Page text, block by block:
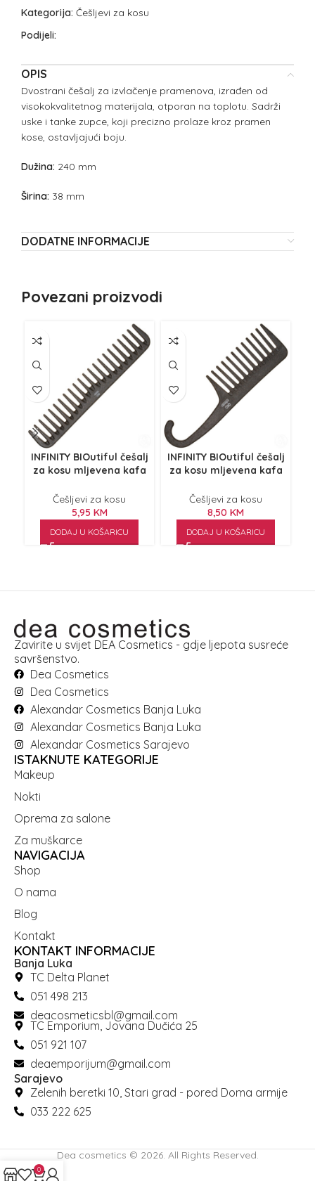
Kategorija: Češljevi za kosu
Podijeli:
OPIS
Dvostrani češalj za izvlačenje pramenova, izrađen od
visokokvalitetnog materijala, otporan na toplotu. Sadrži
uske i tanke zupce, koji precizno prolaze kroz pramen
kose, ostavljajući boju.
Dužina: 240 mm
Širina: 38 mm
DODATNE INFORMACIJE
Povezani proizvodi
INFINITY BIOutiful češalj
za kosu mljevena kafa
Češljevi za kosu
5,95 KM
DODAJ U KOŠARICU
INFINITY BIOutiful češalj
za kosu mljevena kafa
Češljevi za kosu
8,50 KM
DODAJ U KOŠARICU
Zavirite u svijet DEA Cosmetics - gdje ljepota susreće
savršenstvo.
Dea Cosmetics
Dea Cosmetics
Alexandar Cosmetics Banja Luka
Alexandar Cosmetics Banja Luka
Alexandar Cosmetics Sarajevo
ISTAKNUTE KATEGORIJE
Makeup
Nokti
Oprema za salone
Za muškarce
NAVIGACIJA
Shop
O nama
Blog
Kontakt
KONTAKT INFORMACIJE
Banja Luka
TC Delta Planet
051 498 213
deacosmeticsbl@gmail.com
TC Emporium, Jovana Dučića 25
051 921 107
deaemporijum@gmail.com
Sarajevo
Zelenih beretki 10, Stari grad - pored Doma armije
033 222 625
Dea cosmetics © 2026. All Rights Reserved.
0